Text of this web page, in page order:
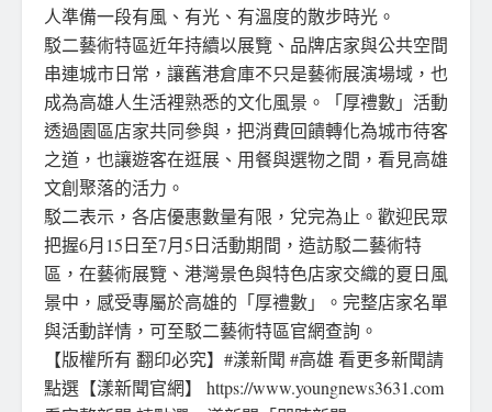
人準備一段有風、有光、有溫度的散步時光。
駁二藝術特區近年持續以展覽、品牌店家與公共空間
串連城市日常，讓舊港倉庫不只是藝術展演場域，也
成為高雄人生活裡熟悉的文化風景。「厚禮數」活動
透過園區店家共同參與，把消費回饋轉化為城市待客
之道，也讓遊客在逛展、用餐與選物之間，看見高雄
文創聚落的活力。
駁二表示，各店優惠數量有限，兌完為止。歡迎民眾
把握6月15日至7月5日活動期間，造訪駁二藝術特
區，在藝術展覽、港灣景色與特色店家交織的夏日風
景中，感受專屬於高雄的「厚禮數」。完整店家名單
與活動詳情，可至駁二藝術特區官網查詢。
【版權所有 翻印必究】#漾新聞 #高雄 看更多新聞請
點選【漾新聞官網】 https://www.youngnews3631.com⁠